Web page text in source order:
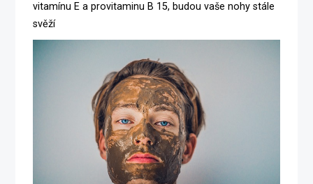
vitamínu E a provitaminu B 15, budou vaše nohy stále
svěží